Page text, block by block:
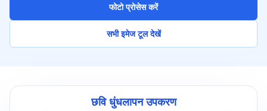
फोटो प्रोसेस करें
सभी इमेज टूल देखें
छवि धुंधलापन उपकरण